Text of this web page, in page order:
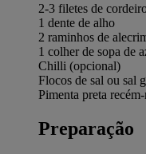
2-3 filetes de
1 dente de alho
2 raminhos de
1 colher de sopa de
Chilli (opcional)
Flocos de sal ou sal
Pimenta preta
Preparação